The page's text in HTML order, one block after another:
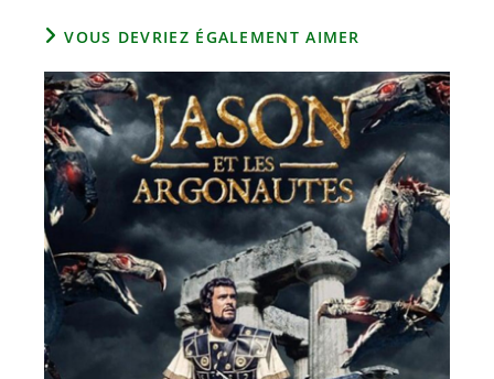
VOUS DEVRIEZ ÉGALEMENT AIMER